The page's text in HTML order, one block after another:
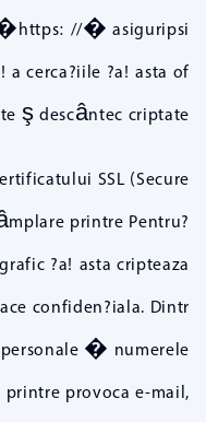
�https: //� asiguripsi
cerca?iile ?a! asta of
ş descântec criptate.
SSL (Secure
printre Pentru?
?a! asta cripteaza
confiden?iala. Dintr
personale � numerele
provoca e-mail,